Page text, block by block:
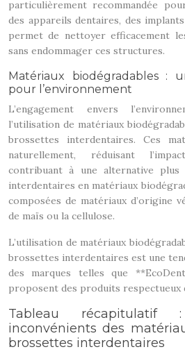
particulièrement recommandée
des appareils dentaires, des
permet de nettoyer efficacement
sans endommager ces structures.
Matériaux biodégradables :
pour l’environnement
L’engagement envers
l’utilisation de matériaux
brossettes interdentaires. Ces
naturellement, réduisant
contribuant à une alternative plus
interdentaires en matériaux
composées de matériaux d’origine
de maïs ou la cellulose.
L’utilisation de matériaux
brossettes interdentaires est une
des marques telles que
proposent des produits respectueux
Tableau récapitulatif
inconvénients des
brossettes interdentaires